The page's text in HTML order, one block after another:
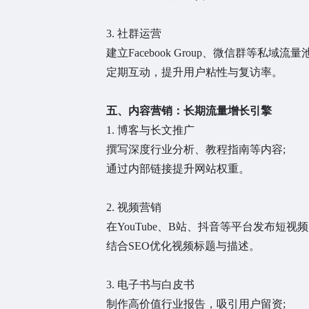
3. 社群运营
建立Facebook Group、微信群等私域流量
定期互动，提升用户粘性与复访率。
五、内容营销：长期流量增长引擎
1. 博客与长文推广
撰写深度行业分析、教程指南等内容;
通过内部链接提升网站权重。
2. 视频营销
在YouTube、B站、抖音等平台发布短视
结合SEO优化视频标题与描述。
3. 电子书与白皮书
制作高价值行业报告，吸引用户留资;